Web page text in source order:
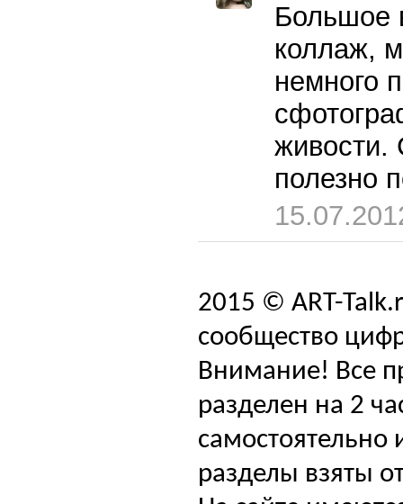
Большое
коллаж,
немного
живости.
полезно
2015 © ART-
сообщество
Внимание! Все
разделен на 2
самостоятельно
разделы взяты